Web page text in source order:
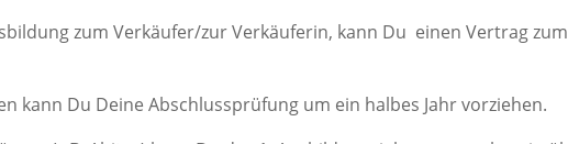
zum Verkäufer/zur Verkäuferin, kann Du einen Vertrag
kann Du Deine Abschlussprüfung um ein halbes Jahr vorziehen.